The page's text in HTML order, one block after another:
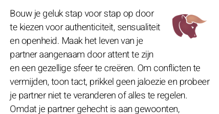
Bouw je geluk stap voor stap op door
te kiezen voor authenticiteit, sensualiteit
en openheid. Maak het leven van je
partner aangenaam door attent te zijn
en een gezellige sfeer te creëren. Om conflicten te
vermijden, toon tact, prikkel geen jaloezie en probeer
je partner niet te veranderen of alles te regelen.
Omdat je partner gehecht is aan gewoonten,